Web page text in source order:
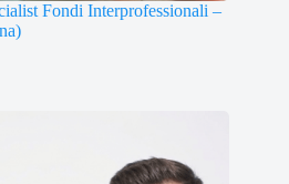
Fondi Interprofessionali –